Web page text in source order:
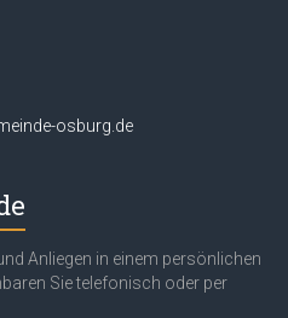
osburg.de
Anliegen in einem persönlichen
Sie telefonisch oder per